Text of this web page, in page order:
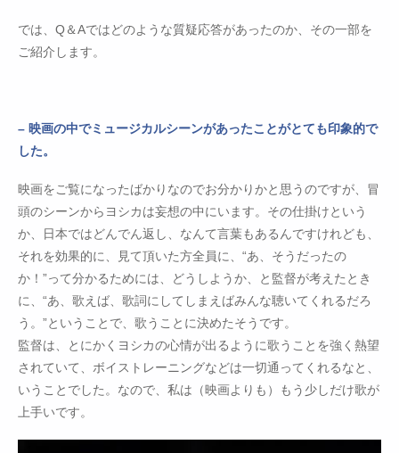
では、Q＆Aではどのような質疑応答があったのか、その一部を
ご紹介します。
– 映画の中でミュージカルシーンがあったことがとても印象的で
した。
映画をご覧になったばかりなのでお分かりかと思うのですが、冒
頭のシーンからヨシカは妄想の中にいます。その仕掛けという
か、日本ではどんでん返し、なんて言葉もあるんですけれども、
それを効果的に、見て頂いた方全員に、“あ、そうだったの
か！”って分かるためには、どうしようか、と監督が考えたとき
に、“あ、歌えば、歌詞にしてしまえばみんな聴いてくれるだろ
う。”ということで、歌うことに決めたそうです。
監督は、とにかくヨシカの心情が出るように歌うことを強く熱望
されていて、ボイストレーニングなどは一切通ってくれるなと、
いうことでした。なので、私は（映画よりも）もう少しだけ歌が
上手いです。